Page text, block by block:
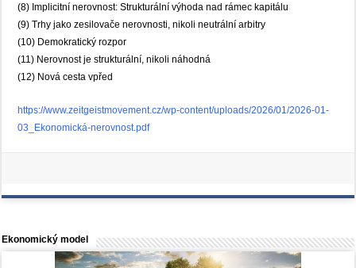
(8) Implicitní nerovnost: Strukturální výhoda nad rámec kapitálu
(9) Trhy jako zesilovače nerovnosti, nikoli neutrální arbitry
(10) Demokratický rozpor
(11) Nerovnost je strukturální, nikoli náhodná
(12) Nová cesta vpřed
https://www.zeitgeistmovement.cz/wp-content/uploads/2026/01/2026-01-
03_Ekonomická-nerovnost.pdf
Ekonomický model